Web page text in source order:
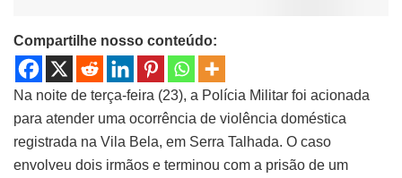
Compartilhe nosso conteúdo:
Na noite de terça-feira (23), a Polícia Militar foi acionada
para atender uma ocorrência de violência doméstica
registrada na Vila Bela, em Serra Talhada. O caso
envolveu dois irmãos e terminou com a prisão de um